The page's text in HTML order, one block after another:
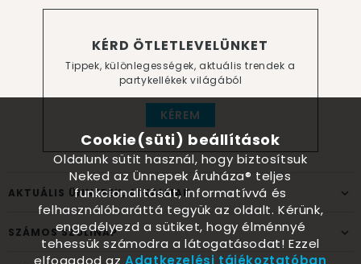
KÉRD ÖTLETLEVELÜNKET
Tippek, különlegességek, aktuális trendek a
partykellékek világából
KÉREM
AKTUÁLIS ÜNNEPEK, ALKALMAK
SZÁMOS SZÜLINAP
Cookie(süti) beállítások
Oldalunk sütit használ, hogy biztosítsuk
Neked az Ünnepek Áruháza® teljes
funkcionalitását, informatívvá és
felhasználóbaráttá tegyük az oldalt. Kérünk,
engedélyezd a sütiket, hogy élménnyé
tehessük számodra a látogatásodat! Ezzel
elfogadod azAdatkezelési tájékoztatóban